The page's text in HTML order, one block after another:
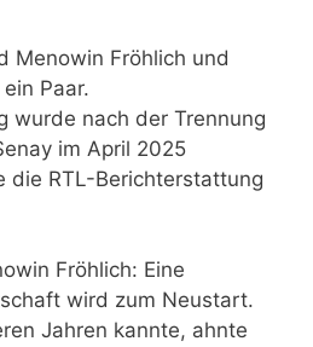
Menowin Fröhlich und
Paar.
wurde nach der Trennung
im April 2025
die RTL-Berichterstattung
Fröhlich: Eine
wird zum Neustart.
Jahren kannte, ahnte